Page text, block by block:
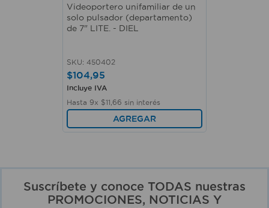
Videoportero unifamiliar de un
solo pulsador (departamento)
de 7" LITE. - DIEL
SKU: 450402
$104,95
Incluye IVA
Hasta 9x $11 66 sin interés
AGREGAR
Suscríbete y conoce TODAS nuestras
PROMOCIONES, NOTICIAS Y